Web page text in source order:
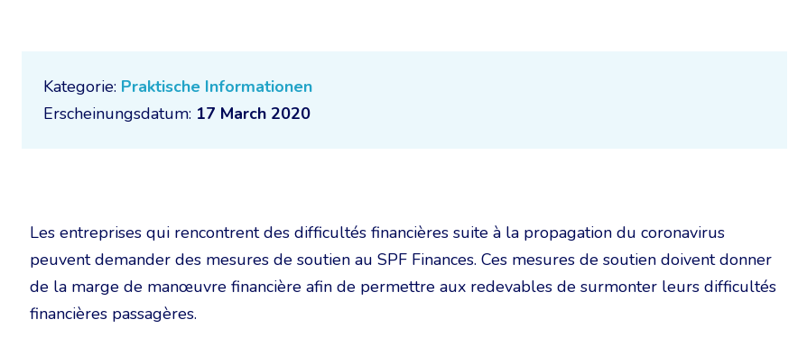
Kategorie: Praktische Informationen
Erscheinungsdatum: 17 March 2020
Les entreprises qui rencontrent des difficultés financières suite à la propagation du coronavirus
peuvent demander des mesures de soutien au SPF Finances. Ces mesures de soutien doivent donner
de la marge de manœuvre financière afin de permettre aux redevables de surmonter leurs difficultés
financières passagères.